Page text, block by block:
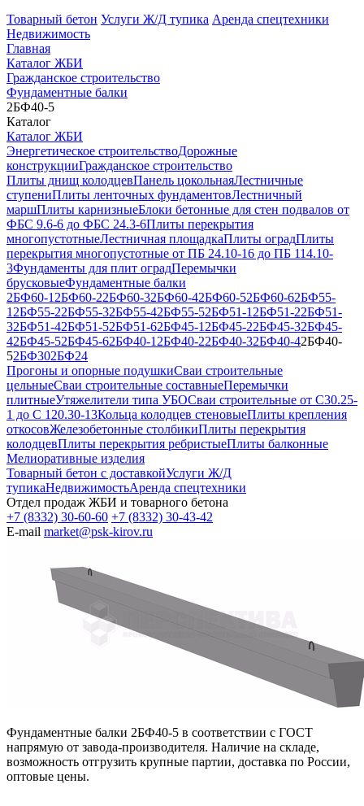
Товарный бетон Услуги Ж/Д тупика Аренда спецтехники
Недвижимость
Главная
Каталог ЖБИ
Гражданское строительство
Фундаментные балки
2БФ40-5
Каталог
Каталог ЖБИ
Энергетическое строительствоДорожные
конструкцииГражданское строительство
Плиты днищ колодцевПанель цокольнаяЛестничные
ступениПлиты ленточных фундаментовЛестничный
маршПлиты карнизныеБлоки бетонные для стен подвалов от
ФБС 9.6-6 до ФБС 24.3-6Плиты перекрытия
многопустотныеЛестничная площадкаПлиты оградПлиты
перекрытия многопустотные от ПБ 24.10-16 до ПБ 114.10-
3Фундаменты для плит оградПеремычки
брусковыеФундаментные балки
2БФ60-1 2БФ60-22БФ60-32БФ60-42БФ60-52БФ60-62БФ55-
1 2БФ55-22БФ55-32БФ55-42БФ55-52БФ51-1 2БФ51-22БФ51-
32БФ51-42БФ51-52БФ51-62БФ45-1 2БФ45-22БФ45-32БФ45-
42БФ45-52БФ45-62БФ40-1 2БФ40-22БФ40-32БФ40-42БФ40-
52БФ302БФ24
Прогоны и опорные подушкиСваи строительные
цельныеСваи строительные составныеПеремычки
плитныеУтяжелители типа УБОСваи строительные от С30.25-
1 до С 120.30-13Кольца колодцев стеновыеПлиты крепления
откосовЖелезобетонные столбикиПлиты перекрытия
колодцевПлиты перекрытия ребристыеПлиты балконные
Мелиоративные изделия
Товарный бетон с доставкойУслуги Ж/Д
тупикаНедвижимостьАренда спецтехники
Отдел продаж ЖБИ и товарного бетона
+7 (8332) 30-60-60 +7 (8332) 30-43-42
E-mail market@psk-kirov.ru
Фундаментные балки 2БФ40-5 в соответствии с ГОСТ
напрямую от завода-производителя. Наличие на складе,
возможность отгрузить крупные партии, доставка по России,
оптовые цены.